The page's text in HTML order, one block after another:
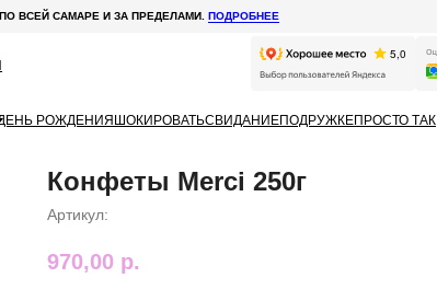
ВСЕЙ САМАРЕ И ЗА ПРЕДЕЛАМИ. ПОДРОБНЕЕ
РОЖДЕНИЯШОКИРОВАТЬСВИДАНИЕПОДРУЖКЕПРОСТО ТАК
Конфеты Merci 250г
Артикул:
970,00 р.